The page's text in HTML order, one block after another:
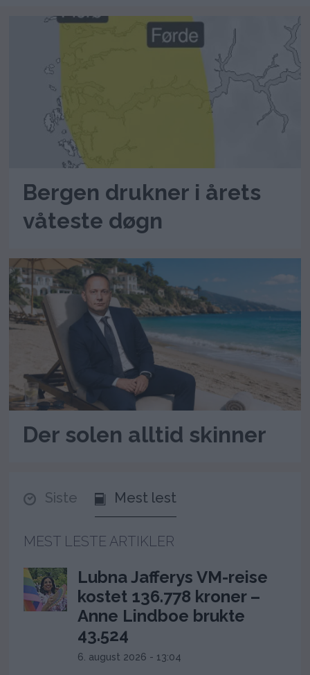
Bergen drukner i årets
våteste døgn
Der solen alltid skinner
Siste Mest lest
MEST LESTE ARTIKLER
Lubna Jafferys VM-reise
kostet 136.778 kroner –
Anne Lindboe brukte
43.524
6. august 2026 - 13:04